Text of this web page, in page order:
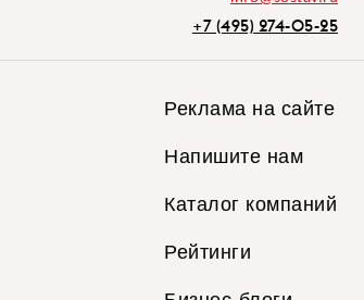
+7 (495) 274-05-25
Реклама на сайте
Напишите нам
Каталог компаний
Рейтинги